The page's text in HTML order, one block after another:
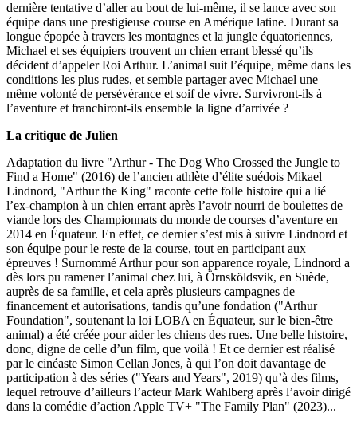
dernière tentative d’aller au bout de lui-même, il se lance avec son
équipe dans une prestigieuse course en Amérique latine. Durant sa
longue épopée à travers les montagnes et la jungle équatoriennes,
Michael et ses équipiers trouvent un chien errant blessé qu’ils
décident d’appeler Roi Arthur. L’animal suit l’équipe, même dans les
conditions les plus rudes, et semble partager avec Michael une
même volonté de persévérance et soif de vivre. Survivront-ils à
l’aventure et franchiront-ils ensemble la ligne d’arrivée ?
La critique de Julien
Adaptation du livre "Arthur - The Dog Who Crossed the Jungle to
Find a Home" (2016) de l’ancien athlète d’élite suédois Mikael
Lindnord, "Arthur the King" raconte cette folle histoire qui a lié
l’ex-champion à un chien errant après l’avoir nourri de boulettes de
viande lors des Championnats du monde de courses d’aventure en
2014 en Équateur. En effet, ce dernier s’est mis à suivre Lindnord et
son équipe pour le reste de la course, tout en participant aux
épreuves ! Surnommé Arthur pour son apparence royale, Lindnord a
dès lors pu ramener l’animal chez lui, à Örnsköldsvik, en Suède,
auprès de sa famille, et cela après plusieurs campagnes de
financement et autorisations, tandis qu’une fondation ("Arthur
Foundation", soutenant la loi LOBA en Équateur, sur le bien-être
animal) a été créée pour aider les chiens des rues. Une belle histoire,
donc, digne de celle d’un film, que voilà ! Et ce dernier est réalisé
par le cinéaste Simon Cellan Jones, à qui l’on doit davantage de
participation à des séries ("Years and Years", 2019) qu’à des films,
lequel retrouve d’ailleurs l’acteur Mark Wahlberg après l’avoir dirigé
dans la comédie d’action Apple TV+ "The Family Plan" (2023)...